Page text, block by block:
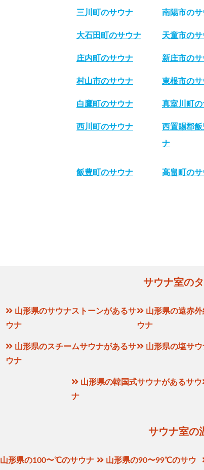
三川町のサウナ 南陽市の
大石田町のサウナ 天童市の
庄内町のサウナ 新庄市の
村山市のサウナ 東根市の
白鷹町のサウナ 真室川町
西川町のサウナ
西置賜郡
ナ
飯豊町のサウナ 高畠町の
サウナ室の
山形県のサウナストーンがあるサ
ウナ
山形県の遠赤
ウナ
山形県のスチームサウナがあるサ
ウナ
山形県の塩サ
山形県の韓国式サウナがあるサウ
ナ
サウナ室の
山形県の100〜℃のサウナ
山形県の90〜99℃のサウ